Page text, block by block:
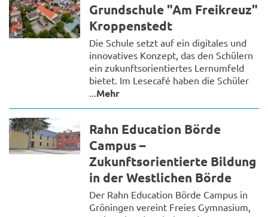
Grundschule "Am Freikreuz"
Kroppenstedt
Die Schule setzt auf ein digitales und
innovatives Konzept, das den Schülern
ein zukunftsorientiertes Lernumfeld
bietet. Im Lesecafé haben die Schüler
Mehr
Rahn Education Börde
Campus –
Zukunftsorientierte Bildung
in der Westlichen Börde
Der Rahn Education Börde Campus in
Gröningen vereint Freies Gymnasium,